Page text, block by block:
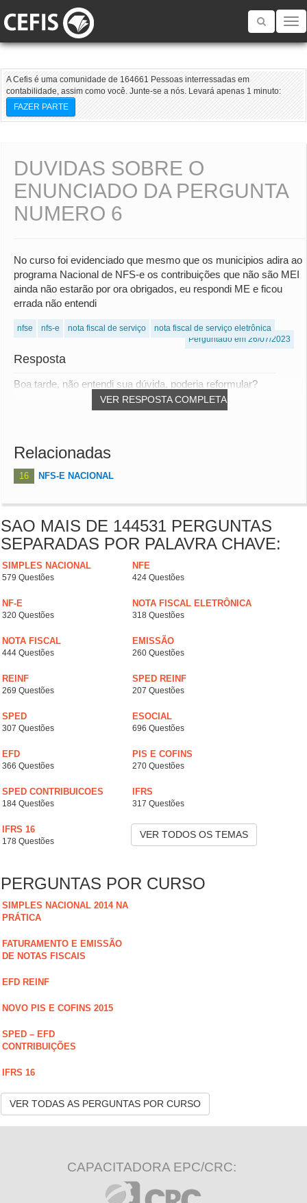
Toggle
A Cefis é uma comunidade de 164661 Pessoas interressadas em
contabilidade, assim como você. Junte-se a nós. Levará apenas 1 minuto:
FAZER PARTE
DUVIDAS SOBRE O
ENUNCIADO DA PERGUNTA
NUMERO 6
No curso foi evidenciado que mesmo que os municipios adira ao
programa Nacional de NFS-e os contribuições que não são MEI
ainda não estarão por ora obrigados, eu respondi ME e ficou
errada não entendi
nfse nfs-e nota fiscal de serviço
nota fiscal de serviço eletrônica
Perguntado em 26/07/2023
Resposta
VER RESPOSTA COMPLETA
Boa tarde, não entendi sua dúvida, poderia reformular?
Relacionadas
16 NFS-E NACIONAL
SAO MAIS DE 144531 PERGUNTAS
SEPARADAS POR PALAVRA CHAVE:
SIMPLES NACIONAL
579 Questões
NFE
424 Questões
NF-E
320 Questões
NOTA FISCAL ELETRÔNICA
318 Questões
NOTA FISCAL
444 Questões
EMISSÃO
260 Questões
REINF
269 Questões
SPED REINF
207 Questões
SPED
307 Questões
ESOCIAL
696 Questões
EFD
366 Questões
PIS E COFINS
270 Questões
SPED CONTRIBUICOES
184 Questões
IFRS
317 Questões
IFRS 16
178 Questões
VER TODOS OS TEMAS
PERGUNTAS POR CURSO
SIMPLES NACIONAL 2014 NA
PRÁTICA
FATURAMENTO E EMISSÃO
DE NOTAS FISCAIS
EFD REINF
NOVO PIS E COFINS 2015
SPED – EFD
CONTRIBUIÇÕES
IFRS 16
VER TODAS AS PERGUNTAS POR CURSO
CAPACITADORA EPC/CRC: